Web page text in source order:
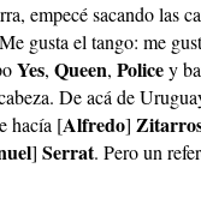
empecé sacando las
gusta el tango: me
Yes, Queen, Policey
De acá de
hacía [Alfredo]
] Serrat. Pero un